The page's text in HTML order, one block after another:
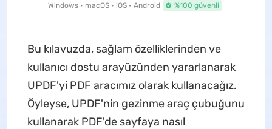
Windows • macOS • iOS • Android %100 güvenli
Bu kılavuzda, sağlam özelliklerinden ve
kullanıcı dostu arayüzünden yararlanarak
UPDF'yi PDF aracımız olarak kullanacağız.
Öyleyse, UPDF'nin gezinme araç çubuğunu
kullanarak PDF'de sayfaya nasıl